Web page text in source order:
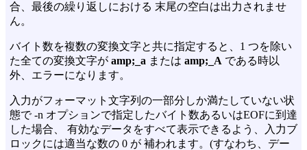
合、最後の繰り返しにおける 末尾の空白は出力されませ
ん。
バイト数を複数の変換文字と共に指定すると、1 つを除い
た全ての変換文字が amp;_a または amp;_A である時以
外、エラーになります。
入力がフォーマット文字列の一部分しか満たしていない状
態で-n オプションで指定したバイト数あるいはEOFに到達
した場合、 有効なデータをすべて表示できるよう、入力ブ
ロックには適当な数の 0 が 補われます。(すなわち、デー